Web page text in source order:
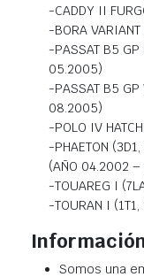
-CADDY II
-BORA
-PASSAT B5 GP
05.2005)
-PASSAT B5
08.2005)
-POLO IV
-PHAETON
(AÑO 04.2002 –
-TOUAREG I
-TOURAN I
Somos una